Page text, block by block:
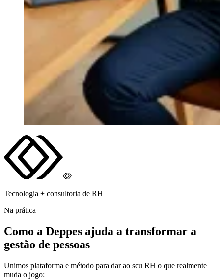
Tecnologia + consultoria de RH
Na prática
Como a Deppes ajuda a transformar a
gestão de pessoas
Unimos plataforma e método para dar ao seu RH o que realmente
muda o jogo: